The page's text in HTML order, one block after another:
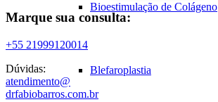
Bioestimulação de Colágeno
Blefaroplastia
Marque sua consulta:
+55 21999120014
Dúvidas:
atendimento@
drfabiobarros.com.br